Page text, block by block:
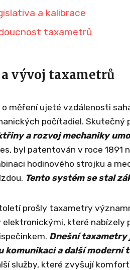
a kalibrace
taxametrů
vývoj taxametrů
o měření ujeté vzdálenosti
počítadiel. Skutečný
a rozvoj mechaniky
byl patentován v roce
hodinového strojku a
Tento systém se stal
prošly taxametry
elektronickými, které nabízely
Dnešní taxametry
komunikaci a další moderní
služby, které zvyšují